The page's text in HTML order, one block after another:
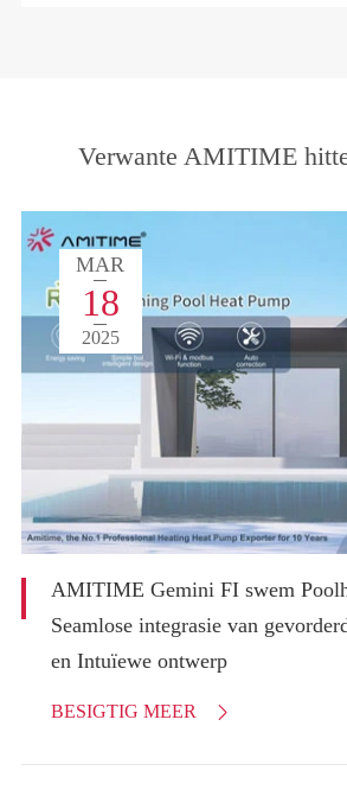
Verwante AMITIME
MAR
18
2025
AMITIME Gemini FI swem
Seamlose integrasie van
en Intuïewe ontwerp
BESIGTIG MEER 